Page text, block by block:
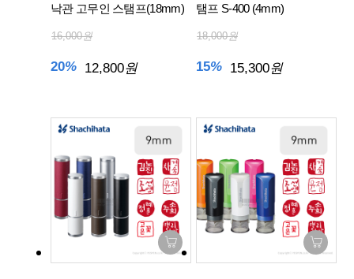
낙관 고무인 스탬프(18mm)
16,000원
20% 12,800원
탬프 S-400 (4mm)
18,000원
15% 15,300원